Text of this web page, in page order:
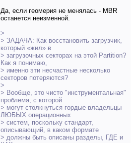
Да, если геомерия не менялась - MBR
останется неизменной.
>
> ЗАДАЧА: Как восстановить загрузчик,
который «жил» в
> загрузочных секторах на этой Partition?
Как я понимаю,
> именно эти несчастные несколько
секторов потеряются?
>
> Вообще, это чисто "инструментальная"
проблема, с которой
> могут столкнуться гордые владельцы
ЛЮБЫХ операционных
> систем, поскольку стандарт,
описывающий, в каком формате
> должны быть описаны разделы, ГДЕ и